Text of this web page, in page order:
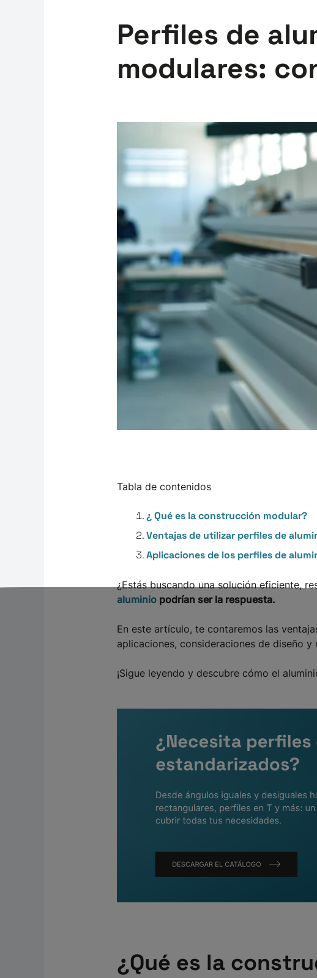
Perfiles de
modulares:
Tabla de contenidos
¿ Qué es la construcción modular?
Ventajas de utilizar perfiles de
Aplicaciones de los perfiles de
¿Estás buscando una solución eficiente,
aluminio podrían ser la respuesta.
En este artículo, te contaremos las
aplicaciones, consideraciones de diseño y
¡Sigue leyendo y descubre cómo el
¿Qué es la